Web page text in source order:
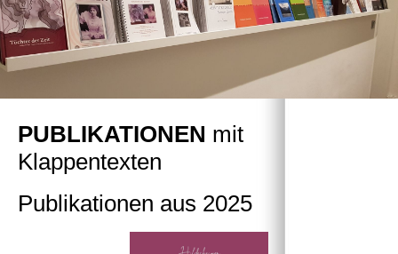
PUBLIKATIONEN mit
Klappentexten
Publikationen aus 2025